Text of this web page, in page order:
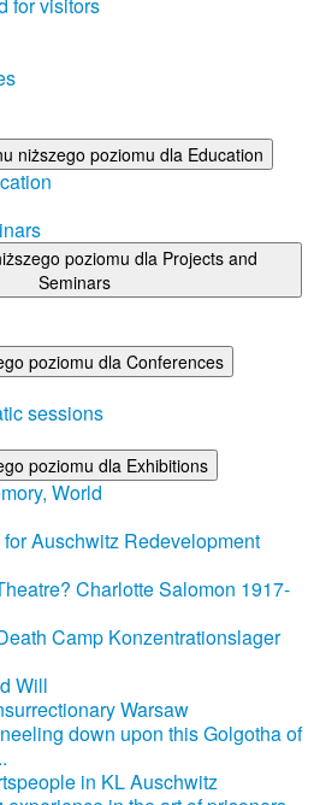
niższego poziomu dla Education
poziomu dla Projects and
Seminars
poziomu dla Conferences
sessions
poziomu dla Exhibitions
World
Auschwitz Redevelopment
Charlotte Salomon 1917-
Camp Konzentrationslager
Will
Warsaw
down upon this Golgotha of
in KL Auschwitz